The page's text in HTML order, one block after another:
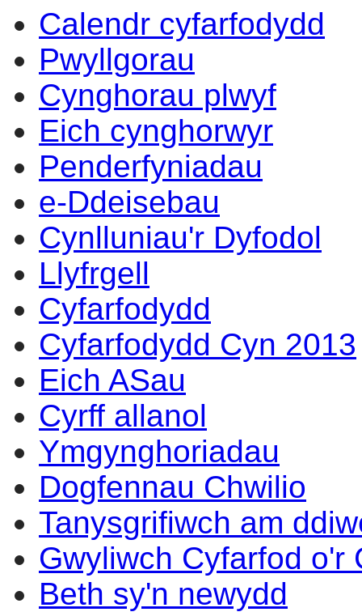
Calendr cyfarfodydd
Pwyllgorau
Cynghorau plwyf
Eich cynghorwyr
Penderfyniadau
e-Ddeisebau
Cynlluniau'r Dyfodol
Llyfrgell
Cyfarfodydd
Cyfarfodydd Cyn 2013
Eich ASau
Cyrff allanol
Ymgynghoriadau
Dogfennau Chwilio
Tanysgrifiwch am
Gwyliwch Cyfarfod o'r
Beth sy'n newydd
16:30
16:30
16:30
16:30
16:30
16:3014:00
14:00
14:00
14:00
14:00